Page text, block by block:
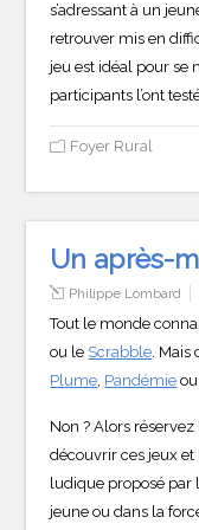
s’adressant à un
retrouver mis en
jeu est idéal pour se
participants l’ont
Foyer Rural
Un après-
Philippe Lombard
Tout le monde
ou le Scrabble. Mais
Plume, Pandémie
Non ? Alors
découvrir ces jeux et
ludique proposé par
jeune ou dans la